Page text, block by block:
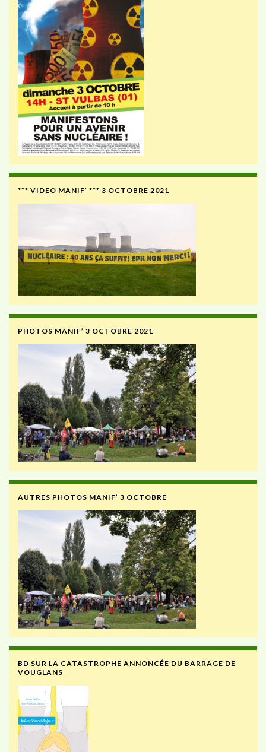
*** VIDEO MANIF’ *** 3 OCTOBRE 2021
PHOTOS MANIF’ 3 OCTOBRE 2021
AUTRES PHOTOS MANIF’ 3 OCTOBRE
BD SUR LA CATASTROPHE ANNONCÉE DU BARRAGE DE
VOUGLANS